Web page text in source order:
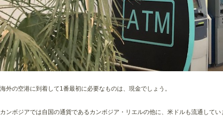
海外の空港に到着して1番最初に必要なものは、現金でしょう。
カンボジアでは自国の通貨であるカンボジア・リエルの他に、米ドルも流通してい